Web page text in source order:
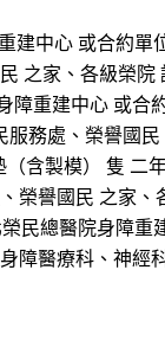
中心 或合約
之家、各級榮院
重建中心 或合
務處、榮譽國
含製模） 隻 二
榮譽國民 之家
民總醫院身障
障醫療科、神經